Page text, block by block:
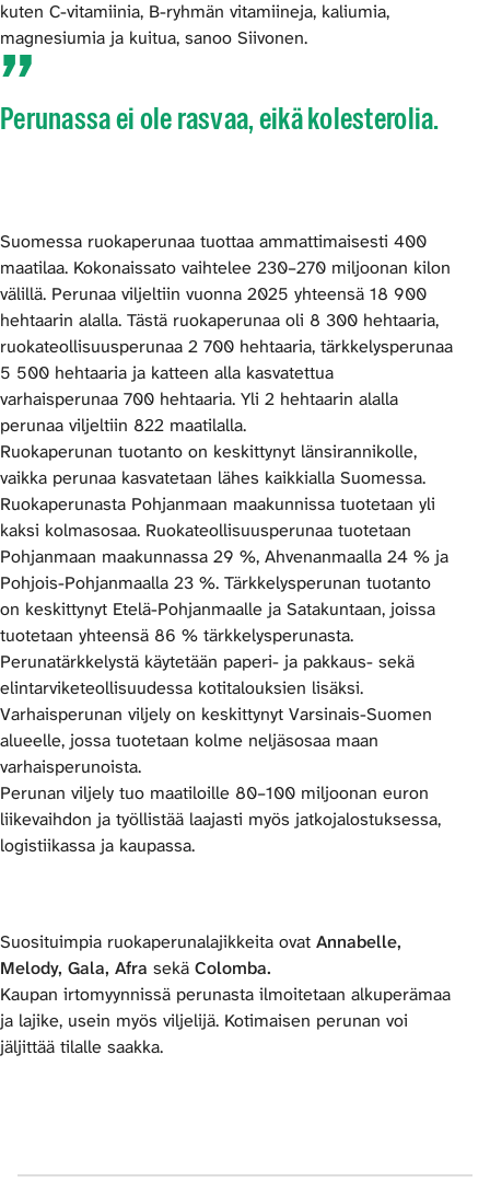
kuten C-vitamiinia, B-ryhmän vitamiineja, kaliumia,
magnesiumia ja kuitua, sanoo Siivonen.
Perunassa ei ole rasvaa, eikä kolesterolia.
Suomessa ruokaperunaa tuottaa ammattimaisesti 400
maatilaa. Kokonaissato vaihtelee 230–270 miljoonan kilon
välillä. Perunaa viljeltiin vuonna 2025 yhteensä 18 900
hehtaarin alalla. Tästä ruokaperunaa oli 8 300 hehtaaria,
ruokateollisuusperunaa 2 700 hehtaaria, tärkkelysperunaa
5 500 hehtaaria ja katteen alla kasvatettua
varhaisperunaa 700 hehtaaria. Yli 2 hehtaarin alalla
perunaa viljeltiin 822 maatilalla.
Ruokaperunan tuotanto on keskittynyt länsirannikolle,
vaikka perunaa kasvatetaan lähes kaikkialla Suomessa.
Ruokaperunasta Pohjanmaan maakunnissa tuotetaan yli
kaksi kolmasosaa. Ruokateollisuusperunaa tuotetaan
Pohjanmaan maakunnassa 29 %, Ahvenanmaalla 24 % ja
Pohjois-Pohjanmaalla 23 %. Tärkkelysperunan tuotanto
on keskittynyt Etelä-Pohjanmaalle ja Satakuntaan, joissa
tuotetaan yhteensä 86 % tärkkelysperunasta.
Perunatärkkelystä käytetään paperi- ja pakkaus- sekä
elintarviketeollisuudessa kotitalouksien lisäksi.
Varhaisperunan viljely on keskittynyt Varsinais-Suomen
alueelle, jossa tuotetaan kolme neljäsosaa maan
varhaisperunoista.
Perunan viljely tuo maatiloille 80–100 miljoonan euron
liikevaihdon ja työllistää laajasti myös jatkojalostuksessa,
logistiikassa ja kaupassa.
Suosituimpia ruokaperunalajikkeita ovat Annabelle,
Melody, Gala, Afra sekä Colomba.
Kaupan irtomyynnissä perunasta ilmoitetaan alkuperämaa
ja lajike, usein myös viljelijä. Kotimaisen perunan voi
jäljittää tilalle saakka.